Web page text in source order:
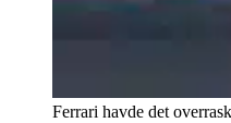
Ferrari havde det